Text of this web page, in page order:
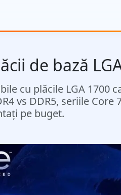
de bază
cu plăcile LGA 1700
vs DDR5, seriile Core
pe buget.